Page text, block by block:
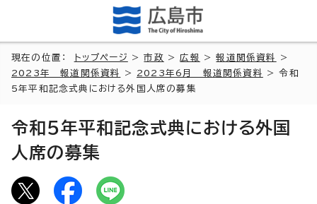
現在の位置： トップページ >市政 >広報 >報道関係資料
>
2023年 報道関係資料
> 2023年6月 報道関係資料
> 令和
5年平和記念式典における外国人席の募集
令和5年平和記念式典における外国
人席の募集